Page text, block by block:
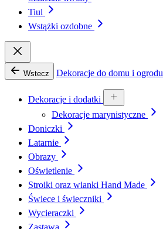
Tiul
Wstążki ozdobne
Wstecz Dekoracje do domu i ogrodu
Dekoracje i dodatki
Dekoracje marynistyczne
Doniczki
Latarnie
Obrazy
Oświetlenie
Stroiki oraz wianki Hand Made
Świece i świeczniki
Wycieraczki